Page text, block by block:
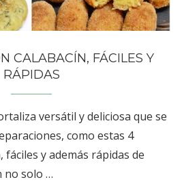
CALABACÍN, FÁCILES Y
RÁPIDAS
versátil y deliciosa que se
como estas 4
fáciles y además rápidas de
no solo …